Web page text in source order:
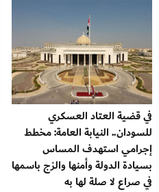
في قضية العتاد العسكري
للسودان.. النيابة العامة: مخطط
إجرامي استهدف المساس
بسيادة الدولة وأمنها والزج باسمها
في صراع لا صلة لها به